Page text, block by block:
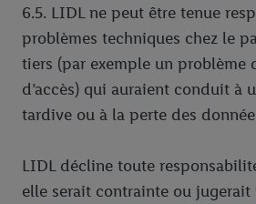
6.5. LIDL ne peut être tenue
problèmes techniques chez le
tiers (par exemple un problème
d’accès) qui auraient conduit à
tardive ou à la perte des
LIDL décline toute
elle serait contrainte ou jugerait